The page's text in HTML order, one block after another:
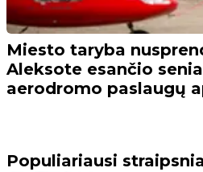
Miesto taryba
Aleksote esančio
aerodromo paslaugų
Populiariausi